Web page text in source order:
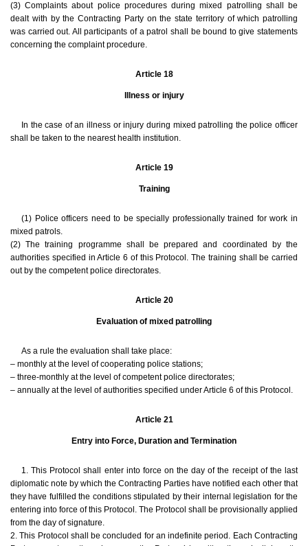
(3) Complaints about police procedures during mixed patrolling shall be
dealt with by the Contracting Party on the state territory of which patrolling
was carried out. All participants of a patrol shall be bound to give statements
concerning the complaint procedure.
Article 18
Illness or injury
In the case of an illness or injury during mixed patrolling the police officer
shall be taken to the nearest health institution.
Article 19
Training
(1) Police officers need to be specially professionally trained for work in
mixed patrols.
(2) The training programme shall be prepared and coordinated by the
authorities specified in Article 6 of this Protocol. The training shall be carried
out by the competent police directorates.
Article 20
Evaluation of mixed patrolling
As a rule the evaluation shall take place:
– monthly at the level of cooperating police stations;
– three-monthly at the level of competent police directorates;
– annually at the level of authorities specified under Article 6 of this Protocol.
Article 21
Entry into Force, Duration and Termination
1. This Protocol shall enter into force on the day of the receipt of the last
diplomatic note by which the Contracting Parties have notified each other that
they have fulfilled the conditions stipulated by their internal legislation for the
entering into force of this Protocol. The Protocol shall be provisionally applied
from the day of signature.
2. This Protocol shall be concluded for an indefinite period. Each Contracting